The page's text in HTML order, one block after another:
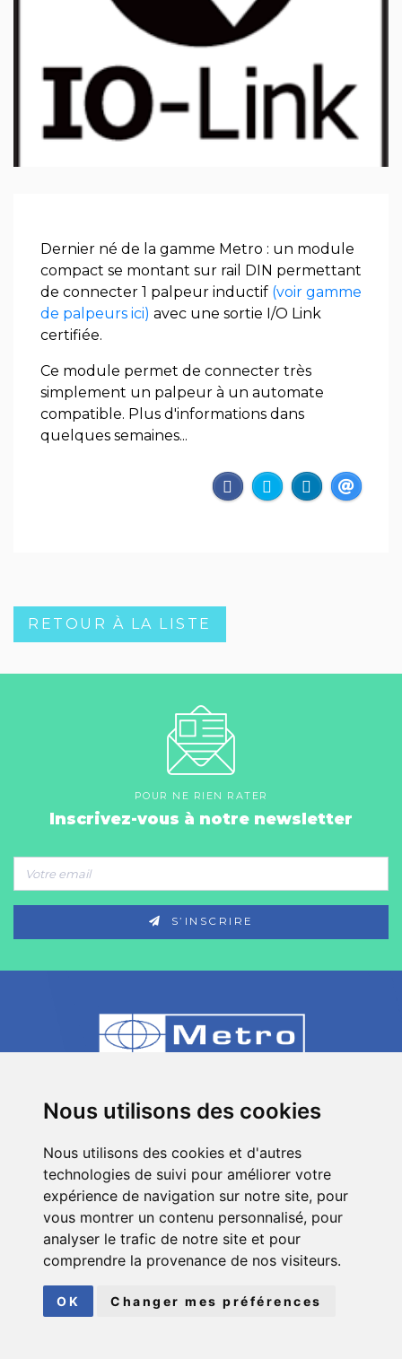
Nous utilisons des cookies
Nous utilisons des cookies et d'autres
technologies de suivi pour améliorer votre
expérience de navigation sur notre site, pour
vous montrer un contenu personnalisé, pour
analyser le trafic de notre site et pour
comprendre la provenance de nos visiteurs.
OK Changer mes préférences
Dernier né de la gamme Metro : un module
compact se montant sur rail DIN permettant
de connecter 1 palpeur inductif (voir gamme
de palpeurs ici) avec une sortie I/O Link
certifiée.
Ce module permet de connecter très
simplement un palpeur à un automate
compatible. Plus d'informations dans
quelques semaines...
RETOUR À LA LISTE
POUR NE RIEN RATER
Inscrivez-vous à notre newsletter
S’INSCRIRE
80 Impasse des Chapotines - ZAE Chez
+33 (0)4 50 39 08 49
info[a]metro-fr.com
SuivezMetro
sur les réseaux sociaux
MENTIONS LÉGALES |PLAN DU SITE